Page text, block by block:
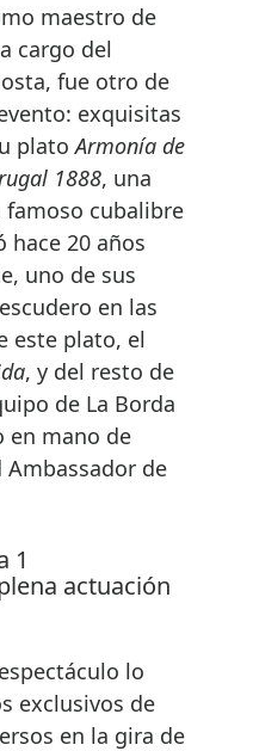
maestro de
cargo del
fue otro de
exquisitas
platoArmonía de
1888, una
cubalibre
hace 20 años
uno de sus
en las
este plato, el
, y del resto de
de La Borda
en mano de
Ambassador de
actuación
lo
exclusivos de
en la gira de